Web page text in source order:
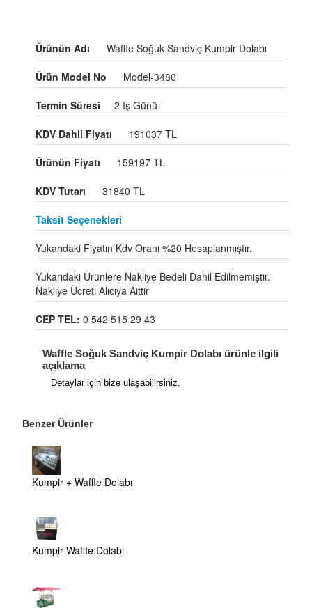
Ürünün Adı Waffle Soğuk Sandviç Kumpir Dolabı
Ürün Model No Model-3480
Termin Süresi 2 Iş Günü
KDV Dahil Fiyatı 191037 TL
Ürünün Fiyatı 159197 TL
KDV Tutarı 31840 TL
Taksit Seçenekleri
Yukarıdaki Fiyatın Kdv Oranı %20 Hesaplanmıştır.
Yukarıdaki Ürünlere Nakliye Bedeli Dahil Edilmemiştir.
Nakliye Ücreti Alıcıya Aittir
CEP TEL: 0 542 515 29 43
Waffle Soğuk Sandviç Kumpir Dolabı ürünle ilgili
açıklama
Detaylar için bize ulaşabilirsiniz.
Benzer Ürünler
Kumpir + Waffle Dolabı
Kumpir Waffle Dolabı